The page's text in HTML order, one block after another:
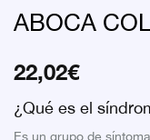
ABOCA
22,02€
¿Qué es el